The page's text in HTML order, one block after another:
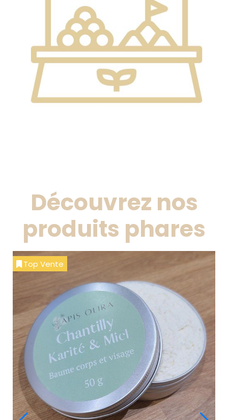
Découvrez nos
produits phares
Top Vente
Baume à lèvres au miel
6,00 €